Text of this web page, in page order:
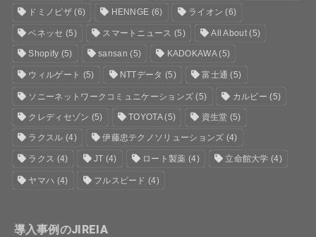
ドミノピザ(6) HENNGE (6) ライオン (6)
ベネッセ (5) スマートニュース (5) All About(5)
Shopify (5) sansan (5) KADOKAWA(5)
ウィルゲート (5) NTTデータ (5) 富士通 (5)
ソニーネットワークコミュニケーションズ (5) カルビー (5)
クレディセゾン (5) TOYOTA(5) 資生堂 (5)
ラクスル (4) 伊藤忠テクノソリューションズ (4)
ラクス (4) JT (4) ロート製薬 (4) 立命館大学 (4)
ヤマハ (4) フルスピード (4)
導入事例のJIREIA